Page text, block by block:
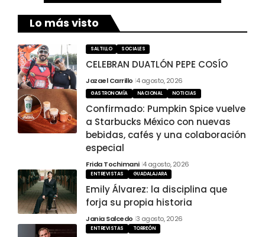
Lo más visto
SALTILLO SOCIALES
CELEBRAN DUATLÓN PEPE COSÍO
Jazael Carrillo 4 agosto, 2026
GASTRONOMÍA NACIONAL NOTICIAS
Confirmado: Pumpkin Spice vuelve
a Starbucks México con nuevas
bebidas, cafés y una colaboración
especial
Frida Tochimani 4 agosto, 2026
ENTREVISTAS GUADALAJARA
Emily Álvarez: la disciplina que
forja su propia historia
Jania Salcedo 3 agosto, 2026
ENTREVISTAS TORREÓN